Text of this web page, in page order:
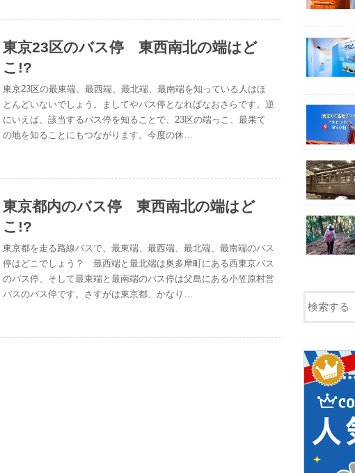
東京23区のバス停 東西南北の端はど
こ!?
東京23区の最東端、最西端、最北端、最南端を知っている人はほ
とんどいないでしょう。ましてやバス停となればなおさらです。逆
にいえば、該当するバス停を知ることで、23区の端っこ、最果て
の地を知ることにもつながります。今度の休…
東京都内のバス停 東西南北の端はど
こ!?
東京都を走る路線バスで、最東端、最西端、最北端、最南端のバス
停はどこでしょう？ 最西端と最北端は奥多摩町にある西東京バス
のバス停、そして最東端と最南端のバス停は父島にある小笠原村営
バスのバス停です。さすがは東京都、かなり…